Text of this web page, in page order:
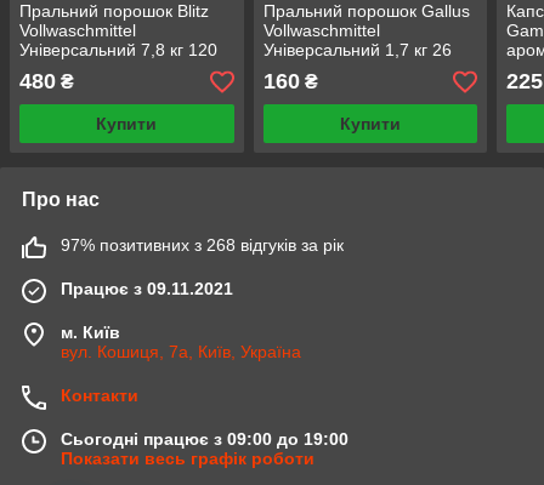
Пральний порошок Blitz
Vollwaschmittel
Універсальний 7,8 кг 120
циклів прання миючі
засоби для прання
480 ₴
Купити
Пральний порошок Gallus
Vollwaschmittel
Універсальний 1,7 кг 26
прань
160₴
Купити
225
Про нас
97% позитивних з 268 відгуків за рік
Працює з 09.11.2021
м. Київ
вул. Кошиця, 7а, Київ, Україна
Контакти
Сьогодні працює з 09:00 до 19:00
Показати весь графік роботи